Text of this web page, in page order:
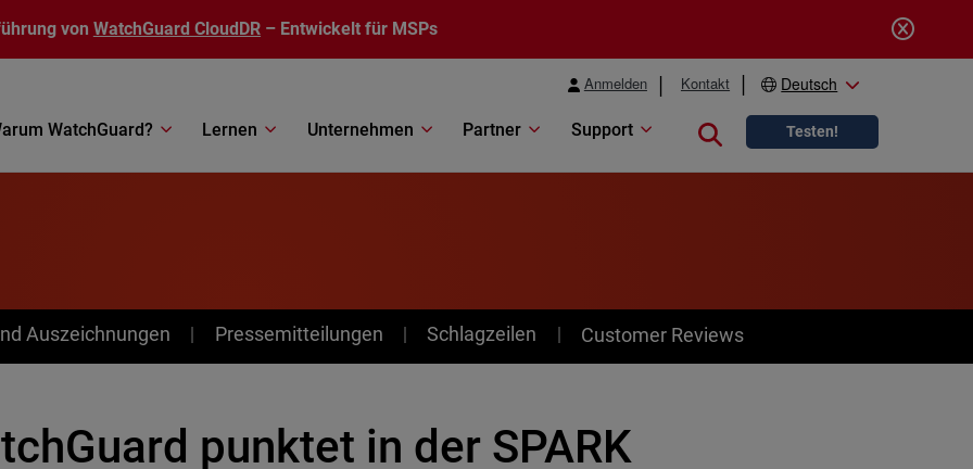
von WatchGuard CloudDR – Entwickelt für MSPs
Anmelden Kontakt Deutsch
WatchGuard? Lernen Unternehmen Partner Support Close search
Testen!
Auszeichnungen Pressemitteilungen Schlagzeilen Customer Reviews
punktet in der SPARK